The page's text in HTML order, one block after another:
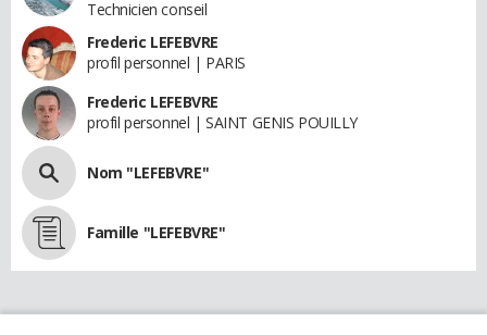
Technicien conseil
Frederic LEFEBVRE
profil personnel | PARIS
Frederic LEFEBVRE
profil personnel | SAINT GENIS POUILLY
Nom "LEFEBVRE"
Famille "LEFEBVRE"